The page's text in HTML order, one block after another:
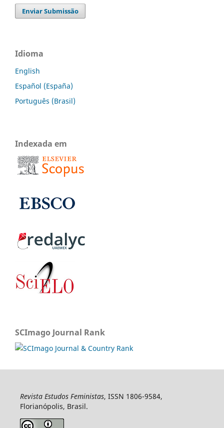
Enviar Submissão
Idioma
English
Español (España)
Português (Brasil)
Indexada em
SCImago Journal Rank
Revista Estudos Feministas, ISSN 1806-9584,
Florianópolis, Brasil.